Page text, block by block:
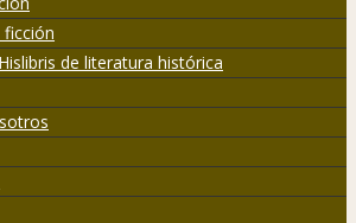
ficción
de literatura histórica